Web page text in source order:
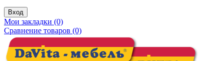
Вход
Мои закладки (0)
Сравнение товаров (0)